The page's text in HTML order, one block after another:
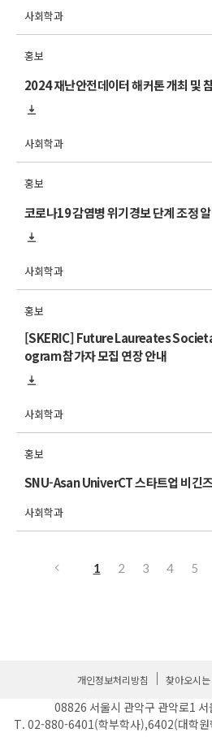
사회학과
홍보
2024 재난안전데이터 해커톤 개최 및
사회학과
홍보
코로나19 감염병 위기경보 단계 조정
사회학과
홍보
[SKERIC] Future Laureates
ogram 참가자 모집 연장 안내
사회학과
홍보
SNU-Asan UniverCT 스타트업 비긴
사회학과
1 2 3 4 5
개인정보처리방침 찾아오시는
08826 서울시 관악구 관악로1
T. 02-880-6401(학부학사),6402(대학